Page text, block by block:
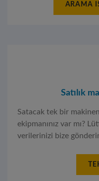
ARAMA
Satılık
Satacak tek bir
ekipmanınız var mı?
verilerinizi bize